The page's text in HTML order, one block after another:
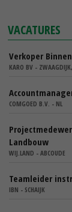
VACATURES
Verkoper
KARO BV -
COMGOED B.V. - NL
Landbouw
WIJ.LAND - ABCOUDE
Teamleider
IBN - SCHAIJK